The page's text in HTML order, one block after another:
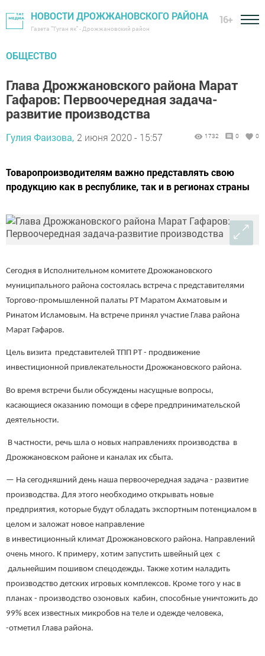
НОВОСТИ ДРОЖЖАНОВСКОГО РАЙОНА
Газета "Туган як" - Дрожжановский район
16+
ОБЩЕСТВО
Глава Дрожжановского района Марат
Гафаров: Первоочередная задача-
развитие производства
Гулия Фаизова, 2 июня 2020 - 15:57 1732 0 0
Товаропроизводителям важно представлять свою
продукцию как в республике, так и в регионах страны
Сегодня в Исполнительном комитете Дрожжановского
муниципального района состоялась встреча с представителями
Торгово-промышленной палаты РТ Маратом Ахматовым и
Ринатом Исламовым. На встрече принял участие Глава района
Марат Гафаров.
Цель визита представителей ТПП РТ - продвижение
инвестиционной привлекательности Дрожжановского района.
Во время встречи были обсуждены насущные вопросы,
касающиеся оказанию помощи в сфере предпринимательской
деятельности.
В частности, речь шла о новых направлениях производства в
Дрожжановском районе и каналах их сбыта.
— На сегодняшний день наша первоочередная задача - развитие
производства. Для этого необходимо открывать новые
предприятия, которые будут обладать экспортным потенциалом в
целом и заложат новое направление
в инвестиционный климат Дрожжановского района. Направлений
очень много. К примеру, хотим запустить швейный цех с
дальнейшим пошивом спецодежды. Также хотим наладить
производство детских игровых комплексов. Кроме того у нас в
планах - производство озоновых кабин, способные уничтожить до
99% всех известных микробов на теле и одежде человека,
-отметил Глава района.